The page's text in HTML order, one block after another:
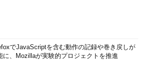
でJavaScriptを含む動作の記録や巻き戻しが
に、Mozillaが実験的プロジェクトを推進